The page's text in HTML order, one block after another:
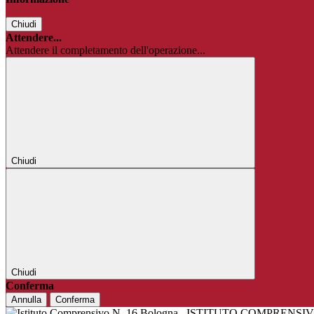
Chiudi
Attendere...
Attendere il completamento dell'operazione...
Chiudi
Chiudi
Conferma
Annulla Conferma